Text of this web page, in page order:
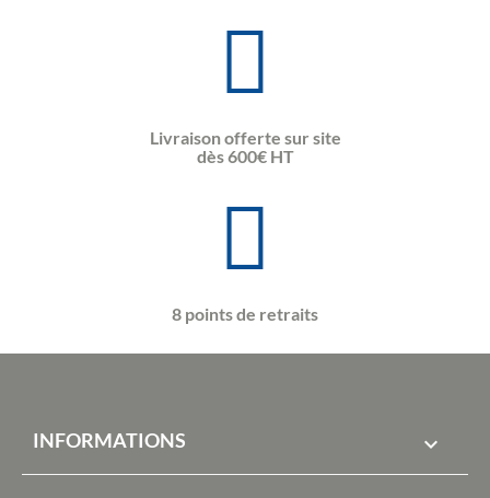
Livraison offerte sur site
dès 600€ HT
8 points de retraits
INFORMATIONS 